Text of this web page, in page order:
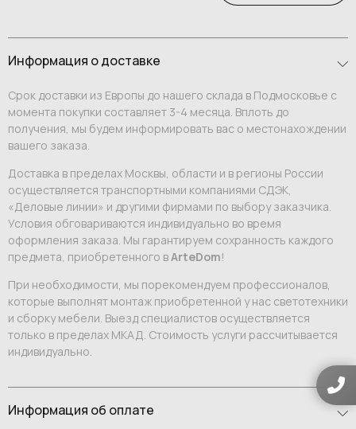
Информация о доставке
Срок доставки из Европы до нашего склада в Подмосковье с
момента покупки составляет 3-4 месяца. Вплоть до
получения, мы будем информировать вас о местонахождении
вашего заказа.
Доставка в пределах Москвы, области и в регионы России
осуществляется транспортными компаниями СДЭК,
«Деловые линии» и другими фирмами по выбору заказчика.
Условия обговариваются индивидуально во время
оформления заказа. Мы гарантируем сохранность каждого
предмета, приобретенного вArteDom!
При необходимости, мы порекомендуем профессионалов,
которые выполнят монтаж приобретенной у нас светотехники
и сборку мебели. Выезд специалистов осуществляется
только в пределах МКАД. Стоимость услуги рассчитывается
индивидуально.
Информация об оплате